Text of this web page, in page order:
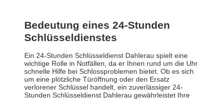
Bedeutung eines 24-Stunden
Schlüsseldienstes
Ein 24-Stunden Schlüsseldienst Dahlerau spielt eine
wichtige Rolle in Notfällen, da er Ihnen rund um die Uhr
schnelle Hilfe bei Schlossproblemen bietet. Ob es sich
um eine plötzliche Türöffnung oder den Ersatz
verlorener Schlüssel handelt, ein zuverlässiger 24-
Stunden Schlüsseldienst Dahlerau gewährleistet Ihre